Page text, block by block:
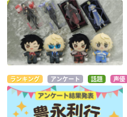
ランキング アンケート 話題 声優